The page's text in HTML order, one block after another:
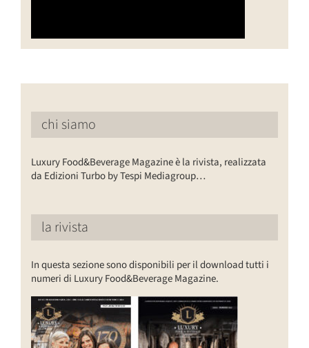
chi siamo
Luxury Food&Beverage Magazine è la rivista, realizzata
da Edizioni Turbo by Tespi Mediagroup…
la rivista
In questa sezione sono disponibili per il download tutti i
numeri di Luxury Food&Beverage Magazine.